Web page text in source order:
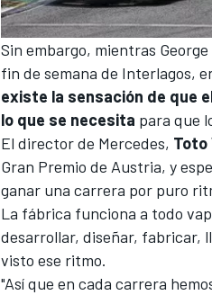
Sin embargo, mientras
fin de semana de Interlagos,
existe la sensación de que
lo que se necesita para que
El director de Mercedes, Toto
Gran Premio de Austria, y
ganar una carrera por puro
La fábrica funciona a todo
desarrollar, diseñar, fabricar,
visto ese ritmo.
"Así que en cada carrera